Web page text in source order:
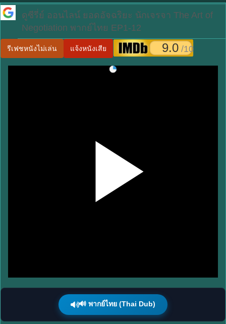
ดูซีรี่ย์ ออนไลน์ ยอดอัจฉริยะ นักเจรจา The Art of
Negotiation พากย์ไทย EP1-12
รีเฟชหนังไม่เล่น แจ้งหนังเสีย 9.0 /10
🔊 พากย์ไทย (Thai Dub)